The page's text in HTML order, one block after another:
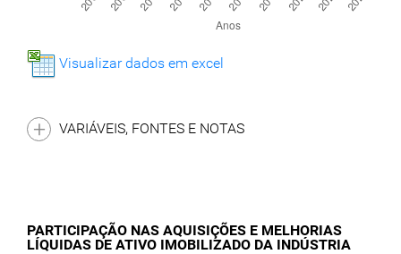
Visualizar dados em excel
VARIÁVEIS, FONTES E NOTAS
PARTICIPAÇÃO NAS AQUISIÇÕES E MELHORIAS
LÍQUIDAS DE ATIVO IMOBILIZADO DA INDÚSTRIA